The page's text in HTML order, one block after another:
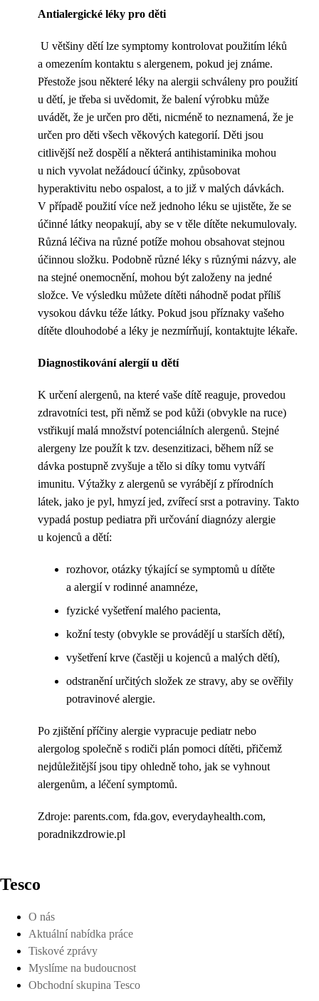
Antialergické léky pro děti
U většiny dětí lze symptomy kontrolovat použitím léků
a omezením kontaktu s alergenem, pokud jej známe.
Přestože jsou některé léky na alergii schváleny pro použití
u dětí, je třeba si uvědomit, že balení výrobku může
uvádět, že je určen pro děti, nicméně to neznamená, že je
určen pro děti všech věkových kategorií. Děti jsou
citlivější než dospělí a některá antihistaminika mohou
u nich vyvolat nežádoucí účinky, způsobovat
hyperaktivitu nebo ospalost, a to již v malých dávkách.
V případě použití více než jednoho léku se ujistěte, že se
účinné látky neopakují, aby se v těle dítěte nekumulovaly.
Různá léčiva na různé potíže mohou obsahovat stejnou
účinnou složku. Podobně různé léky s různými názvy, ale
na stejné onemocnění, mohou být založeny na jedné
složce. Ve výsledku můžete dítěti náhodně podat příliš
vysokou dávku téže látky. Pokud jsou příznaky vašeho
dítěte dlouhodobé a léky je nezmírňují, kontaktujte lékaře.
Diagnostikování alergií u dětí
K určení alergenů, na které vaše dítě reaguje, provedou
zdravotníci test, při němž se pod kůži (obvykle na ruce)
vstřikují malá množství potenciálních alergenů. Stejné
alergeny lze použít k tzv. desenzitizaci, během níž se
dávka postupně zvyšuje a tělo si díky tomu vytváří
imunitu. Výtažky z alergenů se vyrábějí z přírodních
látek, jako je pyl, hmyzí jed, zvířecí srst a potraviny. Takto
vypadá postup pediatra při určování diagnózy alergie
u kojenců a dětí:
rozhovor, otázky týkající se symptomů u dítěte
a alergií v rodinné anamnéze,
fyzické vyšetření malého pacienta,
kožní testy (obvykle se provádějí u starších dětí),
vyšetření krve (častěji u kojenců a malých dětí),
odstranění určitých složek ze stravy, aby se ověřily
potravinové alergie.
Po zjištění příčiny alergie vypracuje pediatr nebo
alergolog společně s rodiči plán pomoci dítěti, přičemž
nejdůležitější jsou tipy ohledně toho, jak se vyhnout
alergenům, a léčení symptomů.
Zdroje: parents.com, fda.gov, everydayhealth.com,
poradnikzdrowie.pl
Tesco
O nás
Aktuální nabídka práce
Tiskové zprávy
Myslíme na budoucnost
Obchodní skupina Tesco